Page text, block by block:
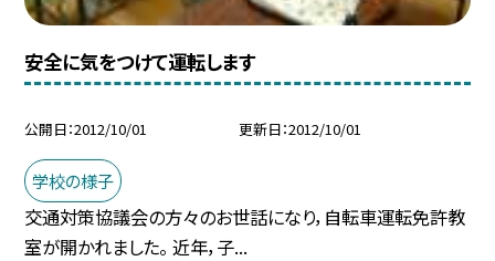
安全に気をつけて運転します
公開日 2012/10/01 更新日 2012/10/01
学校の様子
交通対策協議会の方々のお世話になり，自転車運転免許教
室が開かれました。 近年，子...